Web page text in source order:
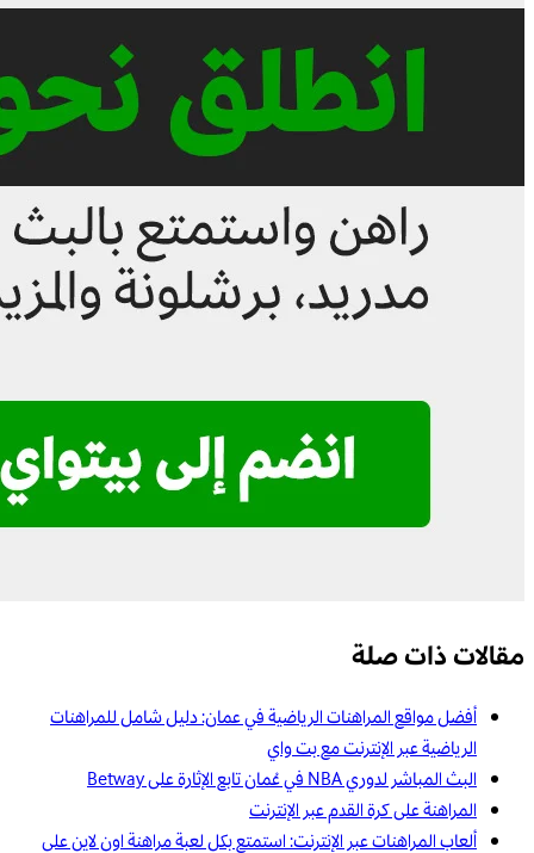
مقالات ذات صلة
أفضل مواقع المراهنات الرياضية في عمان: دليل شامل للمراهنات
الرياضية عبر الإنترنت مع بت واي
البث المباشر لدوري NBA في عُمان تابع الإثارة على Betway
المراهنة على كرة القدم عبر الإنترنت
ألعاب المراهنات عبر الإنترنت: استمتع بكل لعبة مراهنة اون لاين على